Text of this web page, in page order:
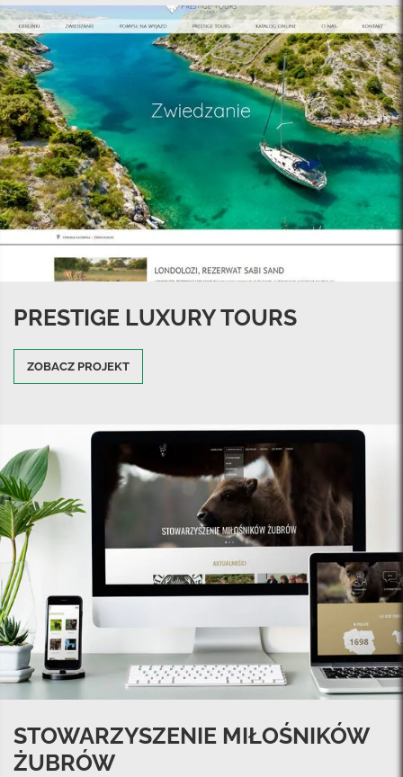
PRESTIGE LUXURY TOURS
ZOBACZ PROJEKT
STOWARZYSZENIE MIŁOŚNIKÓW
ŻUBRÓW